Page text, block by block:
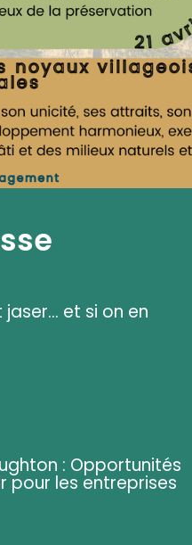
et si on en
: Opportunités
pour les entreprises